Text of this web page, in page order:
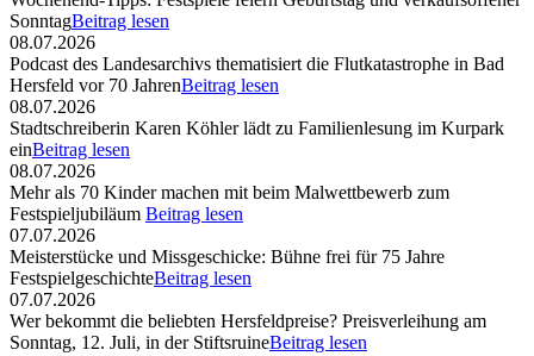
SonntagBeitrag lesen
08.07.2026
Podcast des Landesarchivs thematisiert die Flutkatastrophe in Bad
Hersfeld vor 70 JahrenBeitrag lesen
08.07.2026
Stadtschreiberin Karen Köhler lädt zu Familienlesung im Kurpark
einBeitrag lesen
08.07.2026
Mehr als 70 Kinder machen mit beim Malwettbewerb zum
Festspieljubiläum Beitrag lesen
07.07.2026
Meisterstücke und Missgeschicke: Bühne frei für 75 Jahre
FestspielgeschichteBeitrag lesen
07.07.2026
Wer bekommt die beliebten Hersfeldpreise? Preisverleihung am
Sonntag, 12. Juli, in der StiftsruineBeitrag lesen